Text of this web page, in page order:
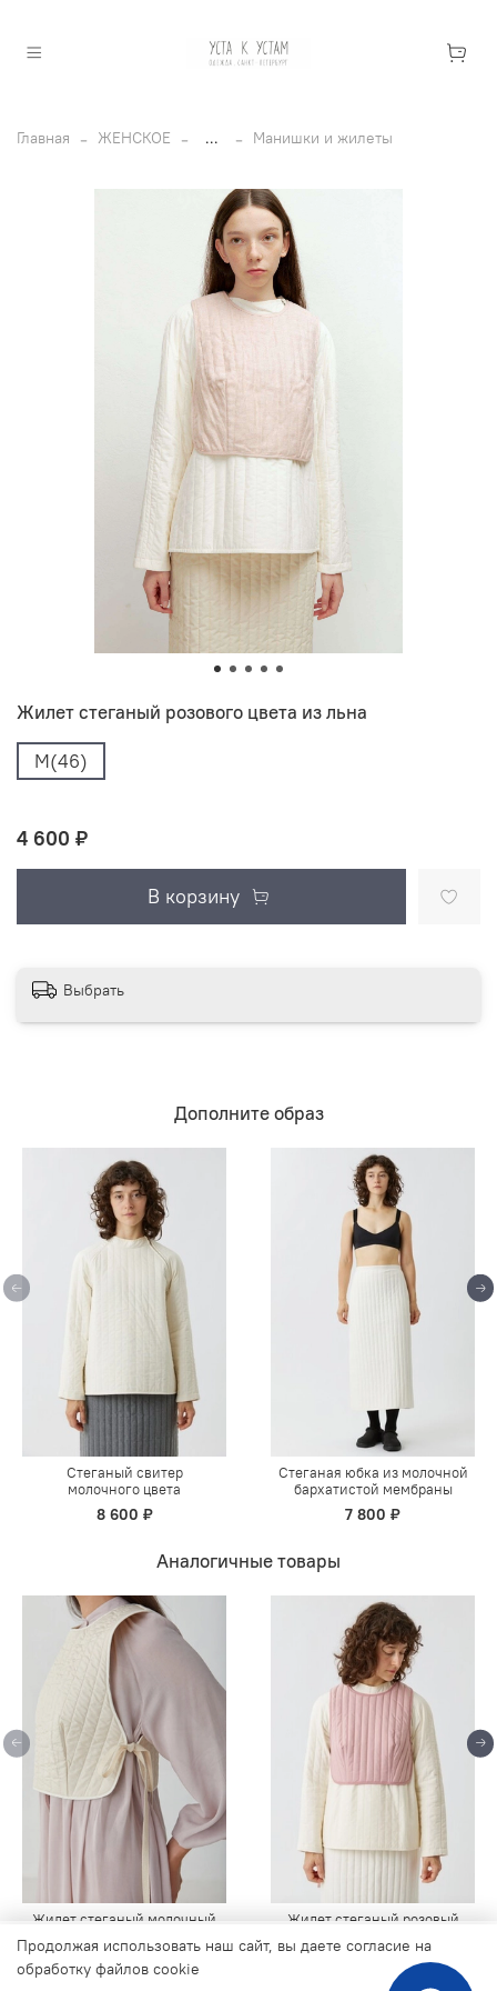
Главная ЖЕНСКОЕ ... Манишки и жилеты
Жилет стеганый розового цвета из льна
M(46)
4 600 ₽
В корзину
Выбрать
Дополните образ
Стеганый свитер
молочного цвета
8 600 ₽
Стеганая юбка из молочной
бархатистой мембраны
7 800 ₽
Аналогичные товары
Жилет стеганый молочный
4 800 ₽
Жилет стеганый розовый
4 800 ₽
обработку файлов cookie, которые обеспечивают правильную
работу сайта и соглашаетесь с нашей
Политикой безопасности
Продолжая использовать наш сайт, вы даете согласие на
обработку файлов cookie